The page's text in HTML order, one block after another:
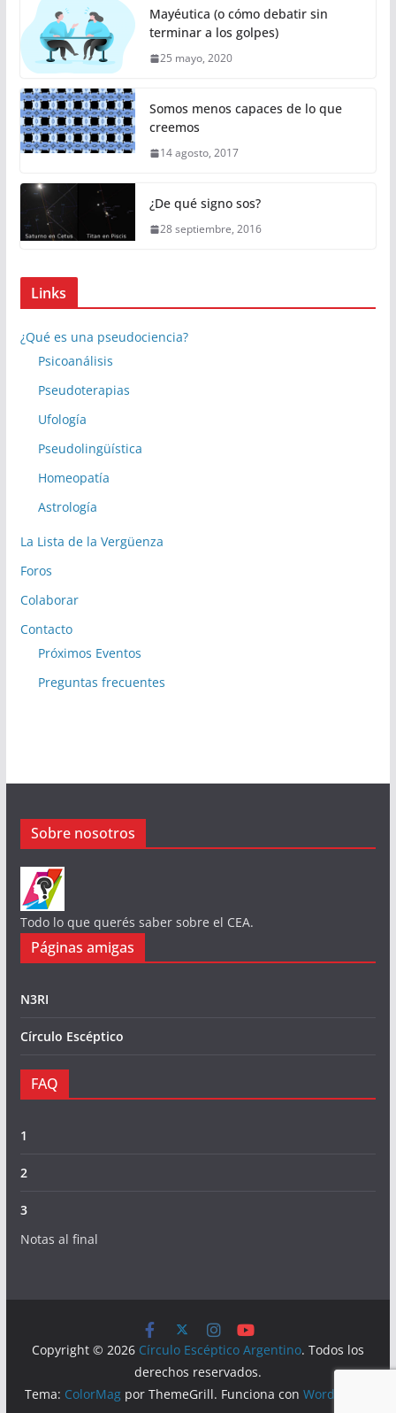
Mayéutica (o cómo debatir sin
terminar a los golpes)
25 mayo, 2020
Somos menos capaces de lo que
creemos
14 agosto, 2017
¿De qué signo sos?
28 septiembre, 2016
Links
¿Qué es una pseudociencia?
Psicoanálisis
Pseudoterapias
Ufología
Pseudolingüística
Homeopatía
Astrología
La Lista de la Vergüenza
Foros
Colaborar
Contacto
Próximos Eventos
Preguntas frecuentes
Sobre nosotros
Todo lo que querés saber sobre el CEA.
Páginas amigas
N3RI
Círculo Escéptico
FAQ
1
2
3
Notas al final
Copyright © 2026 Círculo Escéptico Argentino. Todos los
derechos reservados.
Tema: ColorMag por ThemeGrill. Funciona conWordPress